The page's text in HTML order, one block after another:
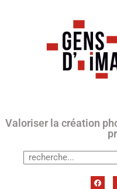
Valoriser la création